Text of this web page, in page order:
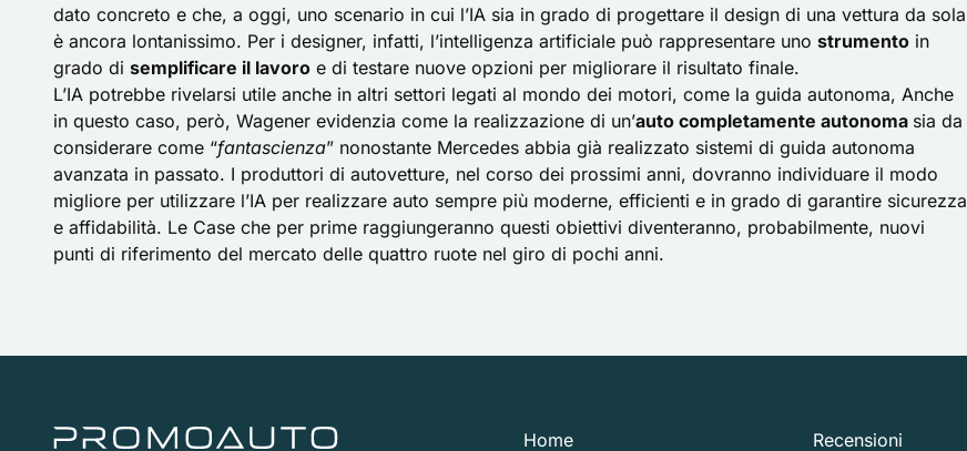
dato concreto e che, a oggi, uno scenario in cui l’IA sia in grado di progettare il design di una vettura da sola
è ancora lontanissimo. Per i designer, infatti, l’intelligenza artificiale può rappresentare uno strumento in
grado di semplificare il lavoro e di testare nuove opzioni per migliorare il risultato finale.
L’IA potrebbe rivelarsi utile anche in altri settori legati al mondo dei motori, come la guida autonoma, Anche
in questo caso, però, Wagener evidenzia come la realizzazione di un’auto completamente autonoma sia da
considerare come “fantascienza” nonostante Mercedes abbia già realizzato sistemi di guida autonoma
avanzata in passato. I produttori di autovetture, nel corso dei prossimi anni, dovranno individuare il modo
migliore per utilizzare l’IA per realizzare auto sempre più moderne, efficienti e in grado di garantire sicurezza
e affidabilità. Le Case che per prime raggiungeranno questi obiettivi diventeranno, probabilmente, nuovi
punti di riferimento del mercato delle quattro ruote nel giro di pochi anni.
Home Recensioni